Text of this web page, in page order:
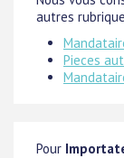
autres
Pieces
Pour